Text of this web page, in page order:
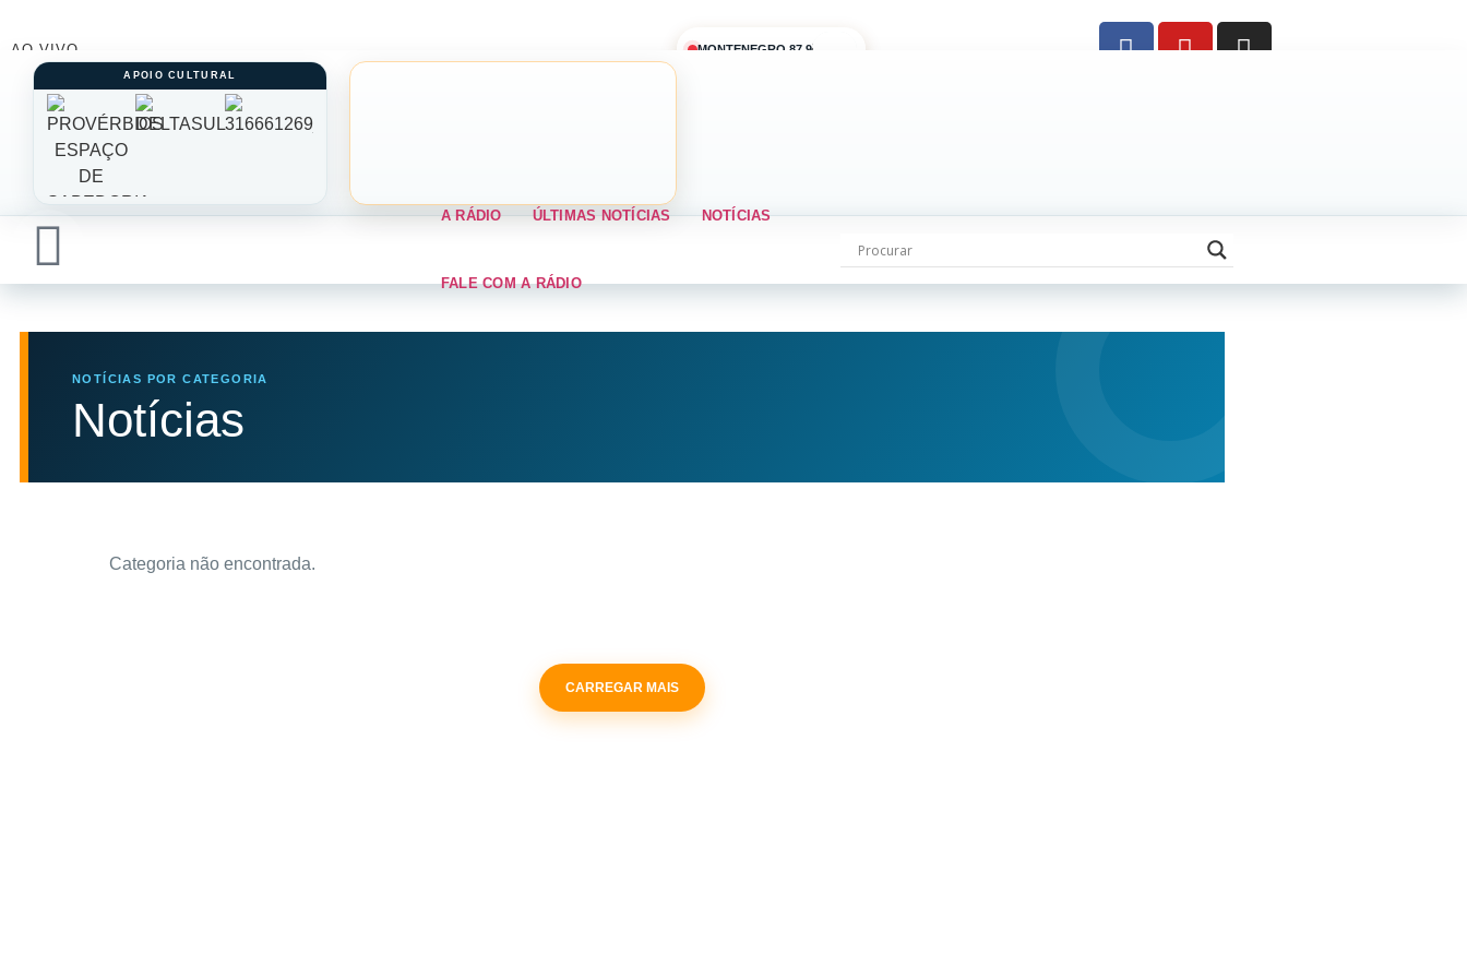
AO VIVO MONTENEGRO 87,9
A RÁDIO ÚLTIMAS NOTÍCIAS NOTÍCIAS
FALE COM A RÁDIO
NOTÍCIAS POR CATEGORIA
Notícias
Categoria não encontrada.
CARREGAR MAIS